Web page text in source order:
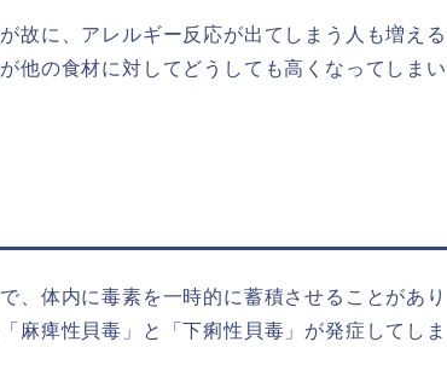
故に、アレルギー反応が出てしまう人も増える
他の食材に対してどうしても高くなってしまい
、体内に毒素を一時的に蓄積させることがあり
麻痺性貝毒」と「下痢性貝毒」が発症してしま